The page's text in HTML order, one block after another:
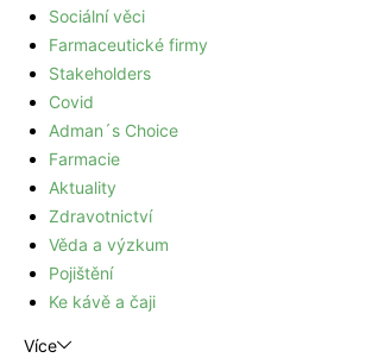
Sociální věci
Farmaceutické firmy
Stakeholders
Covid
Adman´s Choice
Farmacie
Aktuality
Zdravotnictví
Věda a výzkum
Pojištění
Ke kávě a čaji
Více